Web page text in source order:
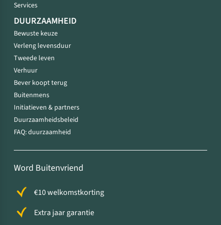
Services
DUURZAAMHEID
Bewuste keuze
Verleng levensduur
Tweede leven
Verhuur
Bever koopt terug
Buitenmens
Initiatieven & partners
Duurzaamheidsbeleid
FAQ: duurzaamheid
Word Buitenvriend
€10 welkomstkorting
Extra jaar garantie